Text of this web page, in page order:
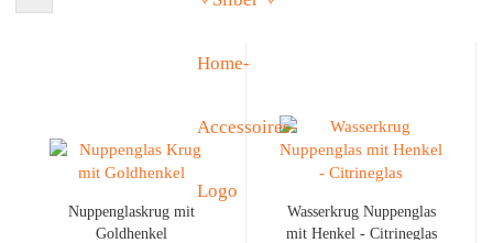
Nuppenglaskrug mit
Goldhenkel
Wasserkrug Nuppenglas
mit Henkel - Citrineglas